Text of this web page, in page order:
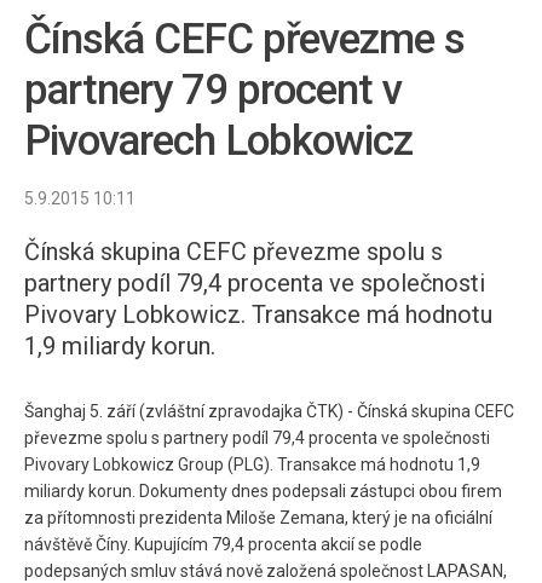
Čínská CEFC převezme s
partnery 79 procent v
Pivovarech Lobkowicz
5.9.2015 10:11
Čínská skupina CEFC převezme spolu s
partnery podíl 79,4 procenta ve společnosti
Pivovary Lobkowicz. Transakce má hodnotu
1,9 miliardy korun.
Šanghaj 5. září (zvláštní zpravodajka ČTK) - Čínská skupina CEFC
převezme spolu s partnery podíl 79,4 procenta ve společnosti
Pivovary Lobkowicz Group (PLG). Transakce má hodnotu 1,9
miliardy korun. Dokumenty dnes podepsali zástupci obou firem
za přítomnosti prezidenta Miloše Zemana, který je na oficiální
návštěvě Číny. Kupujícím 79,4 procenta akcií se podle
podepsaných smluv stává nově založená společnost LAPASAN,